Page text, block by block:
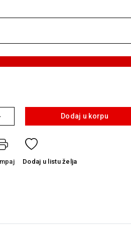
Dodaj u korpu
Dodaj u listu želja